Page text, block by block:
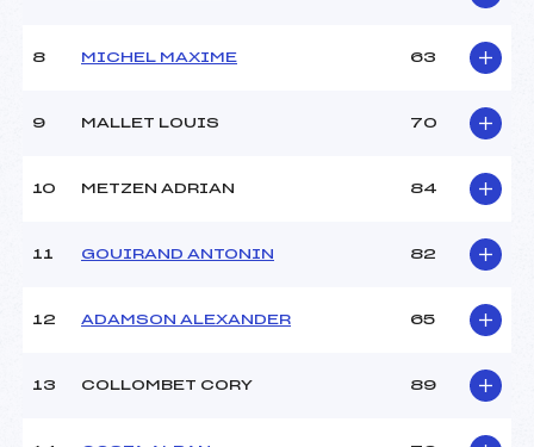
(DA)
Ouvreurs B :
DE BENEDITTIS CHLOE
Météo :
NEIGEUX
32
Traceur :
BARRA PATRICK (DA)
DE BENEDITTIS CHLOE
8 MICHEL MAXIME 63
9 MALLET LOUIS 70
10 METZEN ADRIAN 84
11 GOUIRAND ANTONIN 82
12 ADAMSON ALEXANDER 65
13 COLLOMBET CORY 89